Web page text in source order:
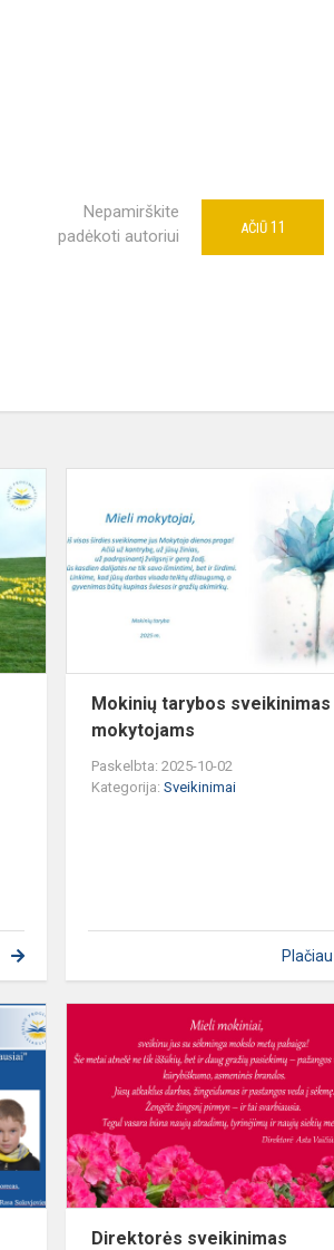
Nepamirškite
padėkoti autoriui
AČIŪ 11
Mokinių tarybos sveikinimas
mokytojams
Paskelbta: 2025-10-02
Kategorija:Sveikinimai
Plačiau
Sveikiname
LiMSA
organizuoto
piešinių
konkurso
nugalė...
Direktorės sveikinimas